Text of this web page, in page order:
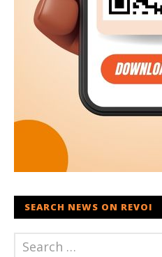
SEARCH NEWS ON REVOI